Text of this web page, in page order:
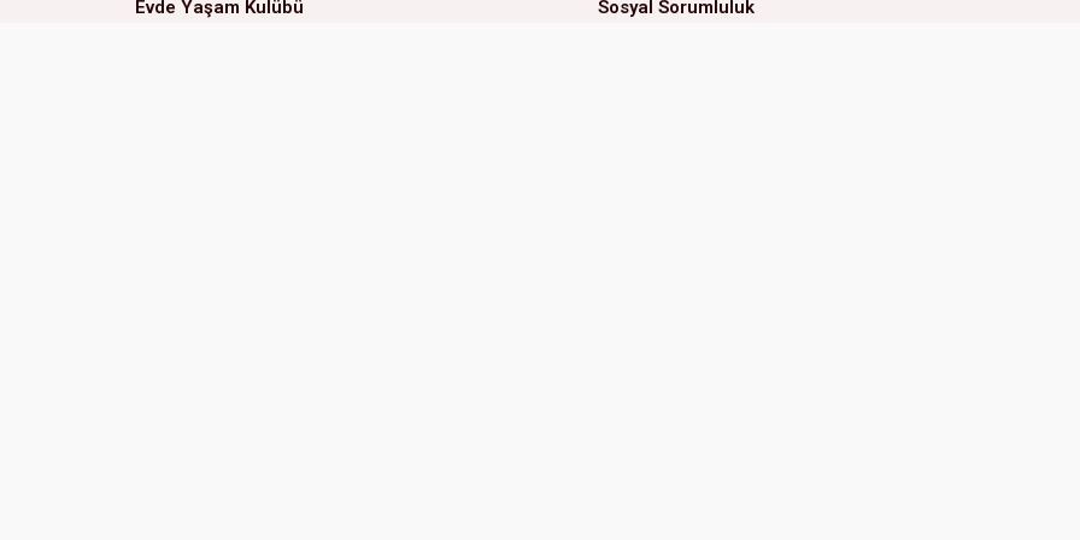
Evde Yaşam Kulübü
Sosyal Sorumluluk